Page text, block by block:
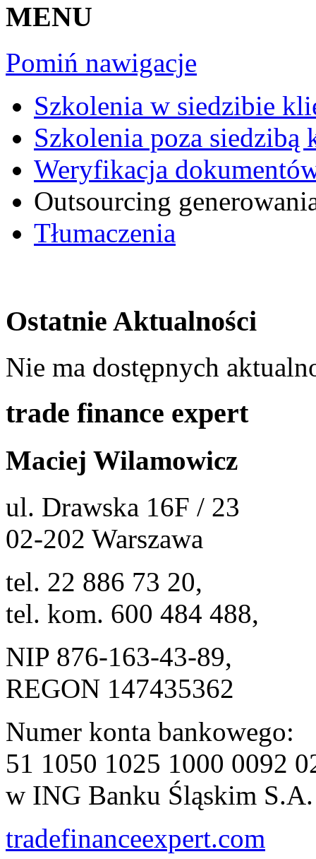
MENU
Pomiń nawigacje
Szkolenia w siedzibie
Szkolenia poza siedzibą
Weryfikacja
Outsourcing
Tłumaczenia
Ostatnie Aktualności
Nie ma dostępnych
trade finance expert
Maciej Wilamowicz
ul. Drawska 16F / 23
02-202 Warszawa
tel. 22 886 73 20,
tel. kom. 600 484 488,
NIP 876-163-43-89,
REGON 147435362
Numer konta bankowego:
51 1050 1025 1000 0092
w ING Banku Śląskim S.A.
tradefinanceexpert.com